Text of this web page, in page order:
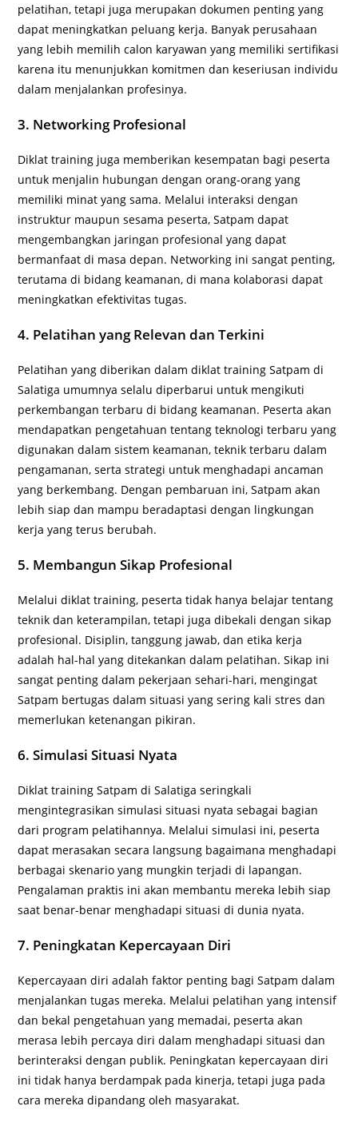
pelatihan, tetapi juga merupakan dokumen penting yang
dapat meningkatkan peluang kerja. Banyak perusahaan
yang lebih memilih calon karyawan yang memiliki sertifikasi
karena itu menunjukkan komitmen dan keseriusan individu
dalam menjalankan profesinya.
3. Networking Profesional
Diklat training juga memberikan kesempatan bagi peserta
untuk menjalin hubungan dengan orang-orang yang
memiliki minat yang sama. Melalui interaksi dengan
instruktur maupun sesama peserta, Satpam dapat
mengembangkan jaringan profesional yang dapat
bermanfaat di masa depan. Networking ini sangat penting,
terutama di bidang keamanan, di mana kolaborasi dapat
meningkatkan efektivitas tugas.
4. Pelatihan yang Relevan dan Terkini
Pelatihan yang diberikan dalam diklat training Satpam di
Salatiga umumnya selalu diperbarui untuk mengikuti
perkembangan terbaru di bidang keamanan. Peserta akan
mendapatkan pengetahuan tentang teknologi terbaru yang
digunakan dalam sistem keamanan, teknik terbaru dalam
pengamanan, serta strategi untuk menghadapi ancaman
yang berkembang. Dengan pembaruan ini, Satpam akan
lebih siap dan mampu beradaptasi dengan lingkungan
kerja yang terus berubah.
5. Membangun Sikap Profesional
Melalui diklat training, peserta tidak hanya belajar tentang
teknik dan keterampilan, tetapi juga dibekali dengan sikap
profesional. Disiplin, tanggung jawab, dan etika kerja
adalah hal-hal yang ditekankan dalam pelatihan. Sikap ini
sangat penting dalam pekerjaan sehari-hari, mengingat
Satpam bertugas dalam situasi yang sering kali stres dan
memerlukan ketenangan pikiran.
6. Simulasi Situasi Nyata
Diklat training Satpam di Salatiga seringkali
mengintegrasikan simulasi situasi nyata sebagai bagian
dari program pelatihannya. Melalui simulasi ini, peserta
dapat merasakan secara langsung bagaimana menghadapi
berbagai skenario yang mungkin terjadi di lapangan.
Pengalaman praktis ini akan membantu mereka lebih siap
saat benar-benar menghadapi situasi di dunia nyata.
7. Peningkatan Kepercayaan Diri
Kepercayaan diri adalah faktor penting bagi Satpam dalam
menjalankan tugas mereka. Melalui pelatihan yang intensif
dan bekal pengetahuan yang memadai, peserta akan
merasa lebih percaya diri dalam menghadapi situasi dan
berinteraksi dengan publik. Peningkatan kepercayaan diri
ini tidak hanya berdampak pada kinerja, tetapi juga pada
cara mereka dipandang oleh masyarakat.